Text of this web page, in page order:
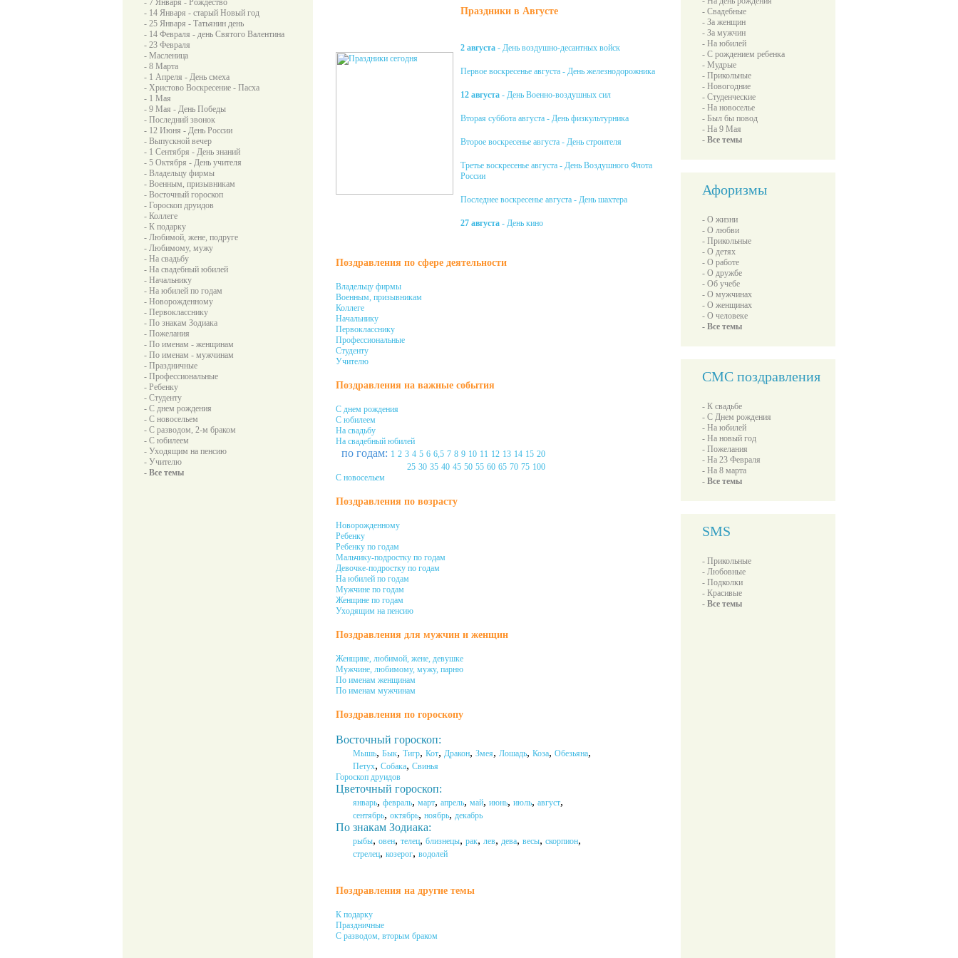
- 7 Января - Рождество
- 14 Января - старый Новый год
- 25 Января - Татьянин день
- 14 Февраля - день Святого Валентина
- 23 Февраля
- Масленица
- 8 Марта
- 1 Апреля - День смеха
- Христово Воскресение - Пасха
- 1 Мая
- 9 Мая - День Победы
- Последний звонок
- 12 Июня - День России
- Выпускной вечер
- 1 Сентября - День знаний
- 5 Октября - День учителя
- Владельцу фирмы
- Военным, призывникам
- Восточный гороскоп
- Гороскоп друидов
- Коллеге
- К подарку
- Любимой, жене, подруге
- Любимому, мужу
- На свадьбу
- На свадебный юбилей
- Начальнику
- На юбилей по годам
- Новорожденному
- Первокласснику
- По знакам Зодиака
- Пожелания
- По именам - женщинам
- По именам - мужчинам
- Праздничные
- Профессиональные
- Ребенку
- Студенту
- С днем рождения
- С новосельем
- С разводом, 2-м браком
- С юбилеем
- Уходящим на пенсию
- Учителю
- Все темы
Праздники в Августе
2 августа - День воздушно-десантных войск
Первое воскресенье августа - День железнодорожника
12 августа - День Военно-воздушных сил
Вторая суббота августа - День физкультурника
Второе воскресенье августа - День строителя
Третье воскресенье августа - День Воздушного Флота
России
Последнее воскресенье августа - День шахтера
27 августа - День кино
Поздравления по сфере деятельности
Владельцу фирмы
Военным, призывникам
Коллеге
Начальнику
Первокласснику
Профессиональные
Студенту
Учителю
Поздравления на важные события
С днем рождения
С юбилеем
На свадьбу
На свадебный юбилей
по годам: 1 2 3 4 5 6 6,5 7 8 9 10 11 12 13 14 15 20
25 30 35 40 45 50 55 60 65 70 75 100
С новосельем
Поздравления по возрасту
Новорожденному
Ребенку
Ребенку по годам
Мальчику-подростку по годам
Девочке-подростку по годам
На юбилей по годам
Мужчине по годам
Женщине по годам
Уходящим на пенсию
Поздравления для мужчин и женщин
Женщине, любимой, жене, девушке
Мужчине, любимому, мужу, парню
По именам женщинам
По именам мужчинам
Поздравления по гороскопу
Восточный гороскоп:
Мышь, Бык, Тигр, Кот, Дракон, Змея, Лошадь, Коза, Обезьяна,
Петух, Собака, Свинья
Гороскоп друидов
Цветочный гороскоп:
январь, февраль, март, апрель, май, июнь, июль, август,
сентябрь, октябрь, ноябрь, декабрь
По знакам Зодиака:
рыбы, овен, телец, близнецы, рак, лев, дева, весы, скорпион,
стрелец, козерог, водолей
Поздравления на другие темы
К подарку
Праздничные
С разводом, вторым браком
- Свадебные
- За женщин
- За мужчин
- На юбилей
- С рождением ребенка
- Мудрые
- Прикольные
- Новогодние
- Студенческие
- На новоселье
- Был бы повод
- На 9 Мая
- Все темы
Афоризмы
- О жизни
- О любви
- Прикольные
- О детях
- О работе
- О дружбе
- Об учебе
- О мужчинах
- О женщинах
- О человеке
- Все темы
СМС поздравления
- К свадьбе
- С Днем рождения
- На юбилей
- На новый год
- Пожелания
- На 23 Февраля
- На 8 марта
- Все темы
SMS
- Прикольные
- Любовные
- Подколки
- Красивые
- Все темы